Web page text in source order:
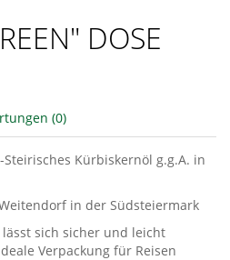
DOSE
(0)
Steirisches Kürbiskernöl g.g.A. in
in der Südsteiermark
sich sicher und leicht
Verpackung für Reisen